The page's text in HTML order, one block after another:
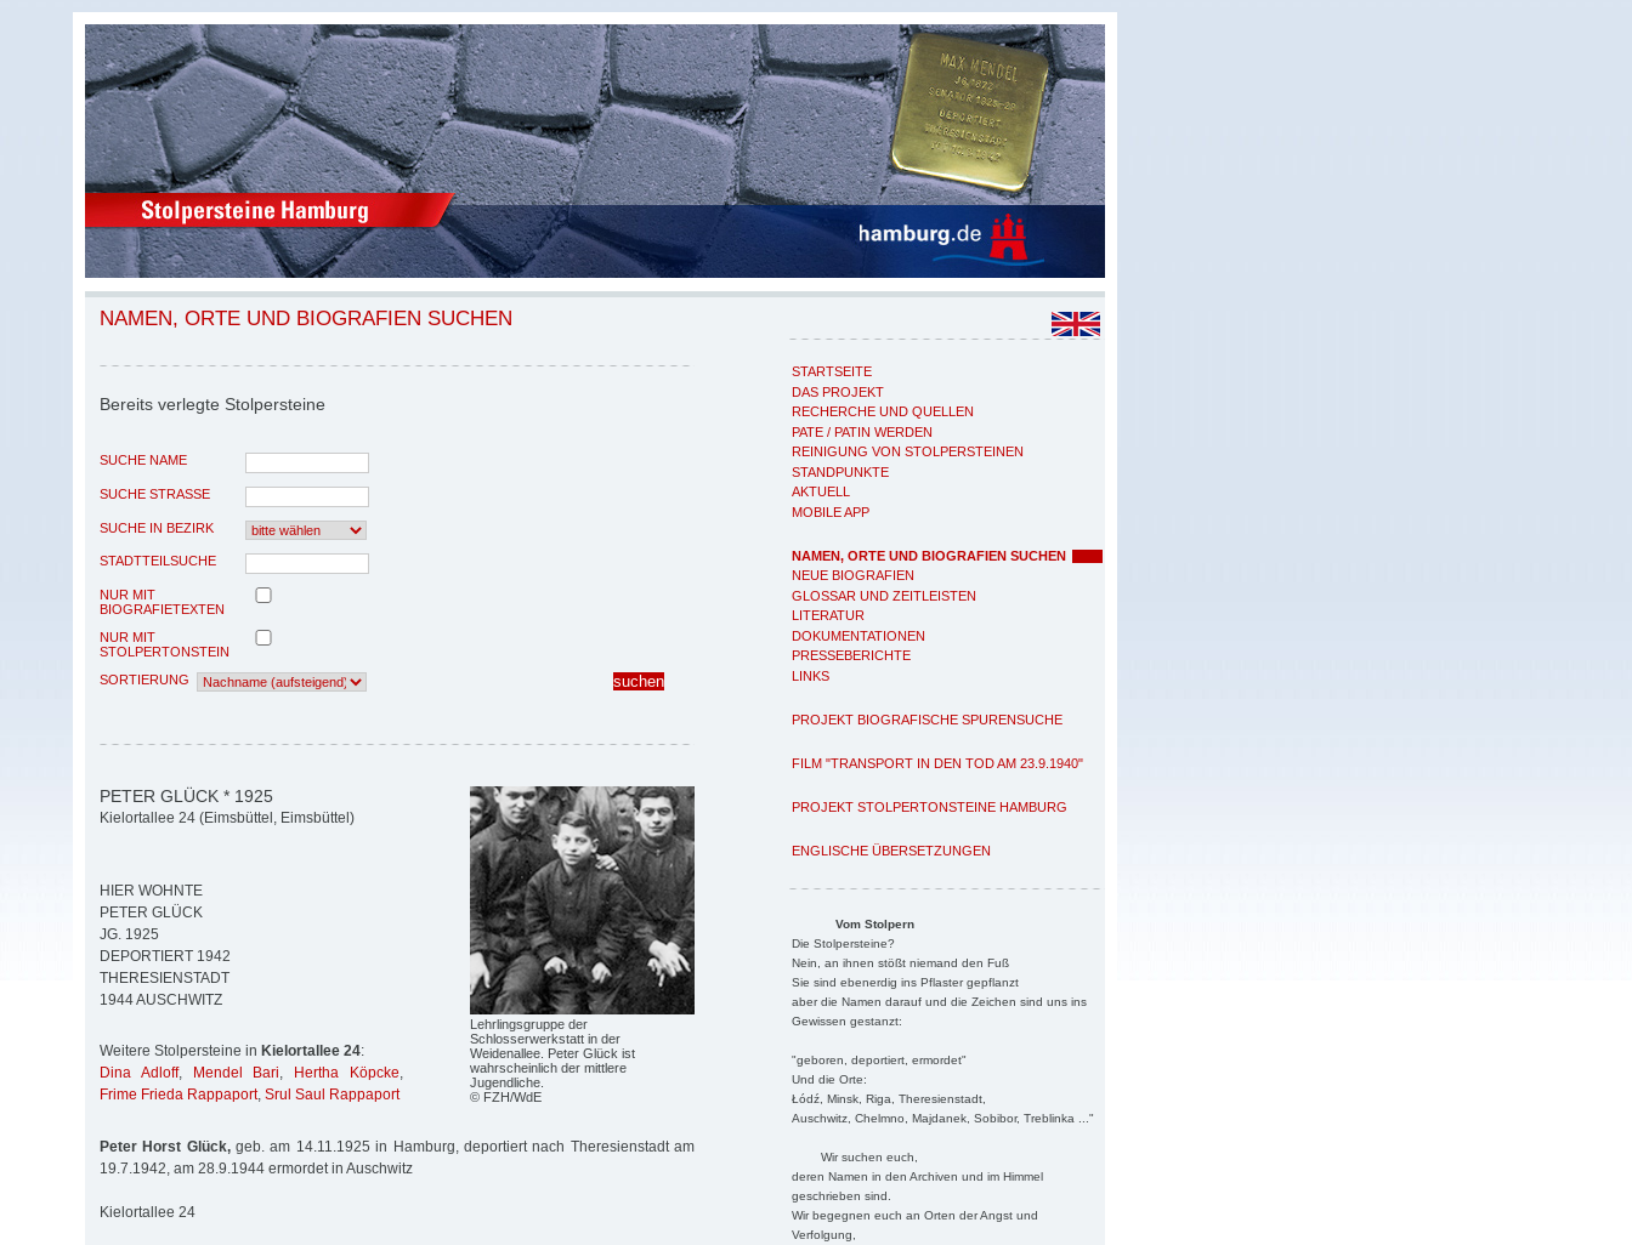
STARTSEITE
DAS PROJEKT
RECHERCHE UND QUELLEN
PATE / PATIN WERDEN
REINIGUNG VON STOLPERSTEINEN
STANDPUNKTE
AKTUELL
MOBILE APP
NAMEN, ORTE UND BIOGRAFIEN SUCHEN
NEUE BIOGRAFIEN
GLOSSAR UND ZEITLEISTEN
LITERATUR
DOKUMENTATIONEN
PRESSEBERICHTE
LINKS
PROJEKT BIOGRAFISCHE SPURENSUCHE
FILM "TRANSPORT IN DEN TOD AM 23.9.1940"
PROJEKT STOLPERTONSTEINE HAMBURG
ENGLISCHE ÜBERSETZUNGEN
Vom Stolpern
Die Stolpersteine?
Nein, an ihnen stößt niemand den Fuß
Sie sind ebenerdig ins Pflaster gepflanzt
aber die Namen darauf und die Zeichen sind uns ins
Gewissen gestanzt:
"geboren, deportiert, ermordet"
Und die Orte:
Łódź, Minsk, Riga, Theresienstadt,
Auschwitz, Chelmno, Majdanek, Sobibor, Treblinka ..."
Wir suchen euch,
deren Namen in den Archiven und im Himmel
geschrieben sind.
Wir begegnen euch an Orten der Angst und
Verfolgung,
NAMEN, ORTE UND BIOGRAFIEN SUCHEN
Bereits verlegte Stolpersteine
SUCHE NAME
SUCHE STRASSE
SUCHE IN BEZIRK
STADTTEILSUCHE
NUR MIT
BIOGRAFIETEXTEN
NUR MIT
STOLPERTONSTEIN
SORTIERUNG
Lehrlingsgruppe der
Schlosserwerkstatt in der
Weidenallee. Peter Glück ist
wahrscheinlich der mittlere
Jugendliche.
© FZH/WdE
PETER GLÜCK * 1925
Kielortallee 24 (Eimsbüttel, Eimsbüttel)
HIER WOHNTE
PETER GLÜCK
JG. 1925
DEPORTIERT 1942
THERESIENSTADT
1944 AUSCHWITZ
Weitere Stolpersteine in Kielortallee 24:
Dina Adloff, Mendel Bari, Hertha Köpcke,
Frime Frieda Rappaport, Srul Saul Rappaport
Peter Horst Glück,geb. am 14.11.1925 in Hamburg, deportiert nach Theresienstadt am
19.7.1942, am 28.9.1944 ermordet in Auschwitz
Kielortallee 24